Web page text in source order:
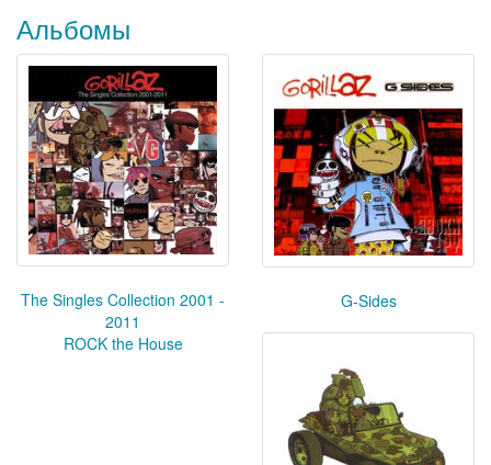
Альбомы
The Singles Collection 2001 -
2011
G-Sides
ROCK the House